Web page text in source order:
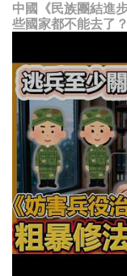
中國《民族團結進
些國家都不能去了